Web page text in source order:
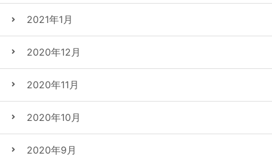
2021年1月
2020年12月
2020年11月
2020年10月
2020年9月